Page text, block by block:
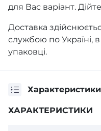
для Вас варіант.
Доставка
службою по Україні, в
упаковці.
Характеристики
ХАРАКТЕРИСТИКИ